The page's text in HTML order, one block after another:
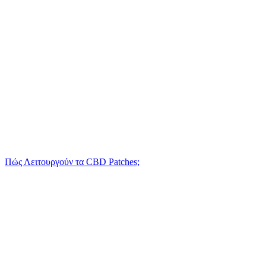
Πώς Λειτουργούν τα CBD Patches;